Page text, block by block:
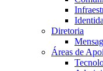
Diretoria
Áreas de